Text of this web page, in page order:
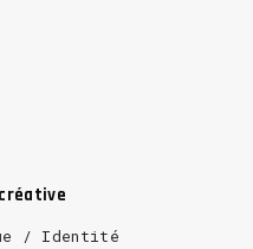
/ Identité